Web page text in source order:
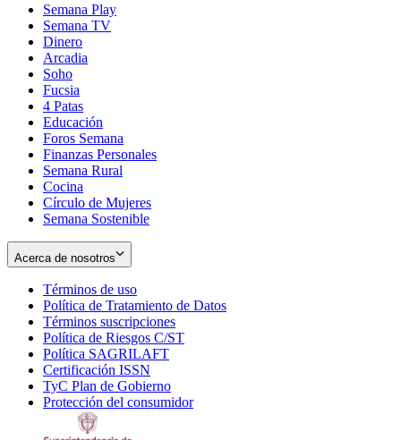
Semana Play
Semana TV
Dinero
Arcadia
Soho
in
new
window
Fucsia
in
new
window
4 Patas
Educación
Foros Semana
Finanzas Personales
Semana Rural
Cocina
Círculo de Mujeres
Semana Sostenible
Acerca de nosotros
Términos de uso
in
new
window
Política de Tratamiento de Datos
Términos suscripciones
in
Política de Riesgos C/ST
Política SAGRILAFT
new
window
Certificación ISSN
in
new
TyC Plan de Gobierno
in
Protección del consumidorOpens